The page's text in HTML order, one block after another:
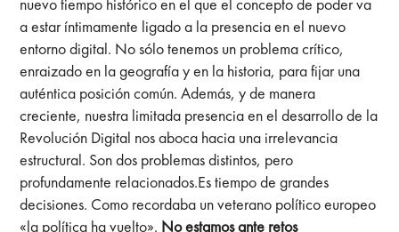
a estar íntimamente ligado a la presencia en el nuevo
entorno digital. No sólo tenemos un problema crítico,
enraizado en la geografía y en la historia, para fijar una
auténtica posición común. Además, y de manera
creciente, nuestra limitada presencia en el desarrollo de la
Revolución Digital nos aboca hacia una irrelevancia
estructural. Son dos problemas distintos, pero
profundamente relacionados.Es tiempo de grandes
decisiones. Como recordaba un veterano político europeo
«la política ha vuelto». No estamos ante retos